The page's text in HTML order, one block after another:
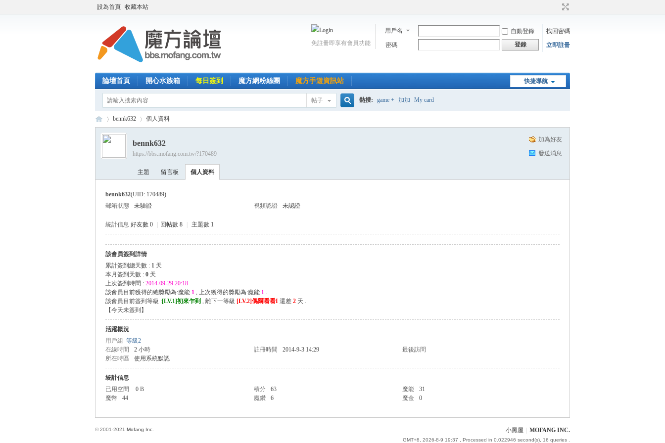
設為首頁 收藏本站
用戶名 自動登錄
找回密碼
密碼
登錄 立即註冊
免註冊即享有會員功能
快捷導航
論壇首頁 開心水族箱 每日簽到 魔方網粉絲團 魔方手遊資訊站
帖子 熱搜: game + 加加 My card
›
bennk632 個人資料
加為好友
發送消息
bennk632
https://bbs.mofang.com.tw/?170489
主題 留言板 個人資料
bennk632(UID: 170489)
郵箱狀態
未驗證 視頻認證 未認證
統計信息 好友數 0 回帖數 8 主題數 1
該會員簽到詳情
累計簽到總天數 : 1 天
本月簽到天數 : 0 天
上次簽到時間 : 2014-09-29 20:18
該會員目前獲得的總獎勵為:魔能 1 , 上次獲得的獎勵為:魔能 1 .
該會員目前簽到等級 :[LV.1]初來乍到 , 離下一等級 [LV.2]偶爾看看I 還差 2 天 .
【今天未簽到 】
活躍概況
用戶組 等級2
在線時間
2 小時 註冊時間 2014-9-3 14:29
最後訪問
所在時區
使用系統默認
統計信息
已用空間
0 B 積分 63 魔能
31
魔幣
44 魔鑽 6 魔金 0
小黑屋 MOFANG INC.
GMT+8, 2026-8-9 19:37 , Processed in 0.022946 second(s), 16 queries .
© 2001-2021 Mofang Inc.